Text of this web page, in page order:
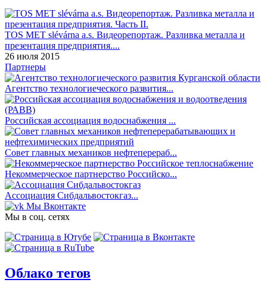
TOS MET slévárna a.s. Видеорепортаж. Разливка металла и
презентация предприятия....
26 июля 2015
Партнеры
Агентство технологиеческого развития...
Российская ассоциация водоснабжения ...
Совет главных механиков нефтеперераб...
Некоммерческое партнерство Российско...
Ассоциация Сибдальвостокгаз...
Мы Вконтакте
Мы в соц. сетях
Облако тегов